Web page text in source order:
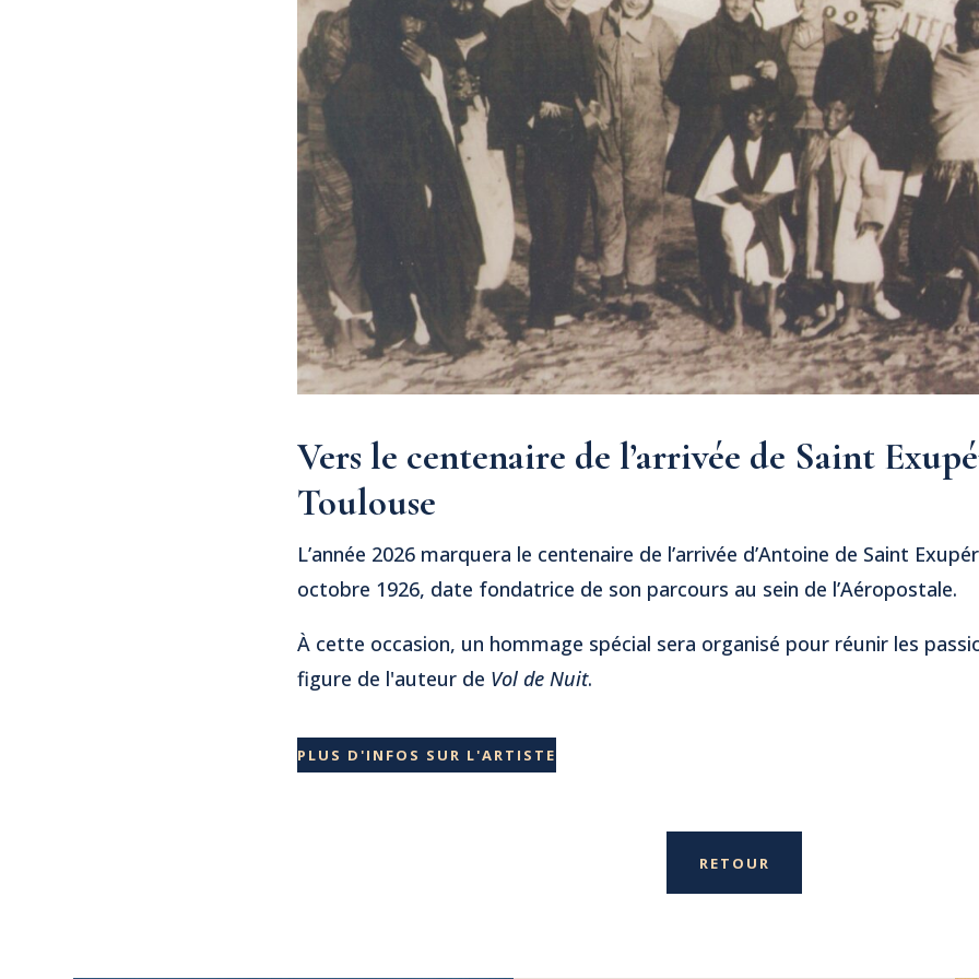
Vers le centenaire de l’arrivée de Saint
Toulouse
L’année 2026 marquera le centenaire de l’arrivée d’Antoine de Saint
octobre 1926, date fondatrice de son parcours au sein de l’Aéropostale.
À cette occasion, un hommage spécial sera organisé pour réunir les
figure de l'auteur de Vol de Nuit.
PLUS D'INFOS SUR L'ARTISTE
RETOUR